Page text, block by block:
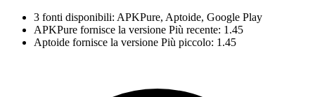
3 fonti disponibili: APKPure, Aptoide, Google Play
APKPure fornisce la versione Più recente: 1.45
Aptoide fornisce la versione Più piccolo: 1.45